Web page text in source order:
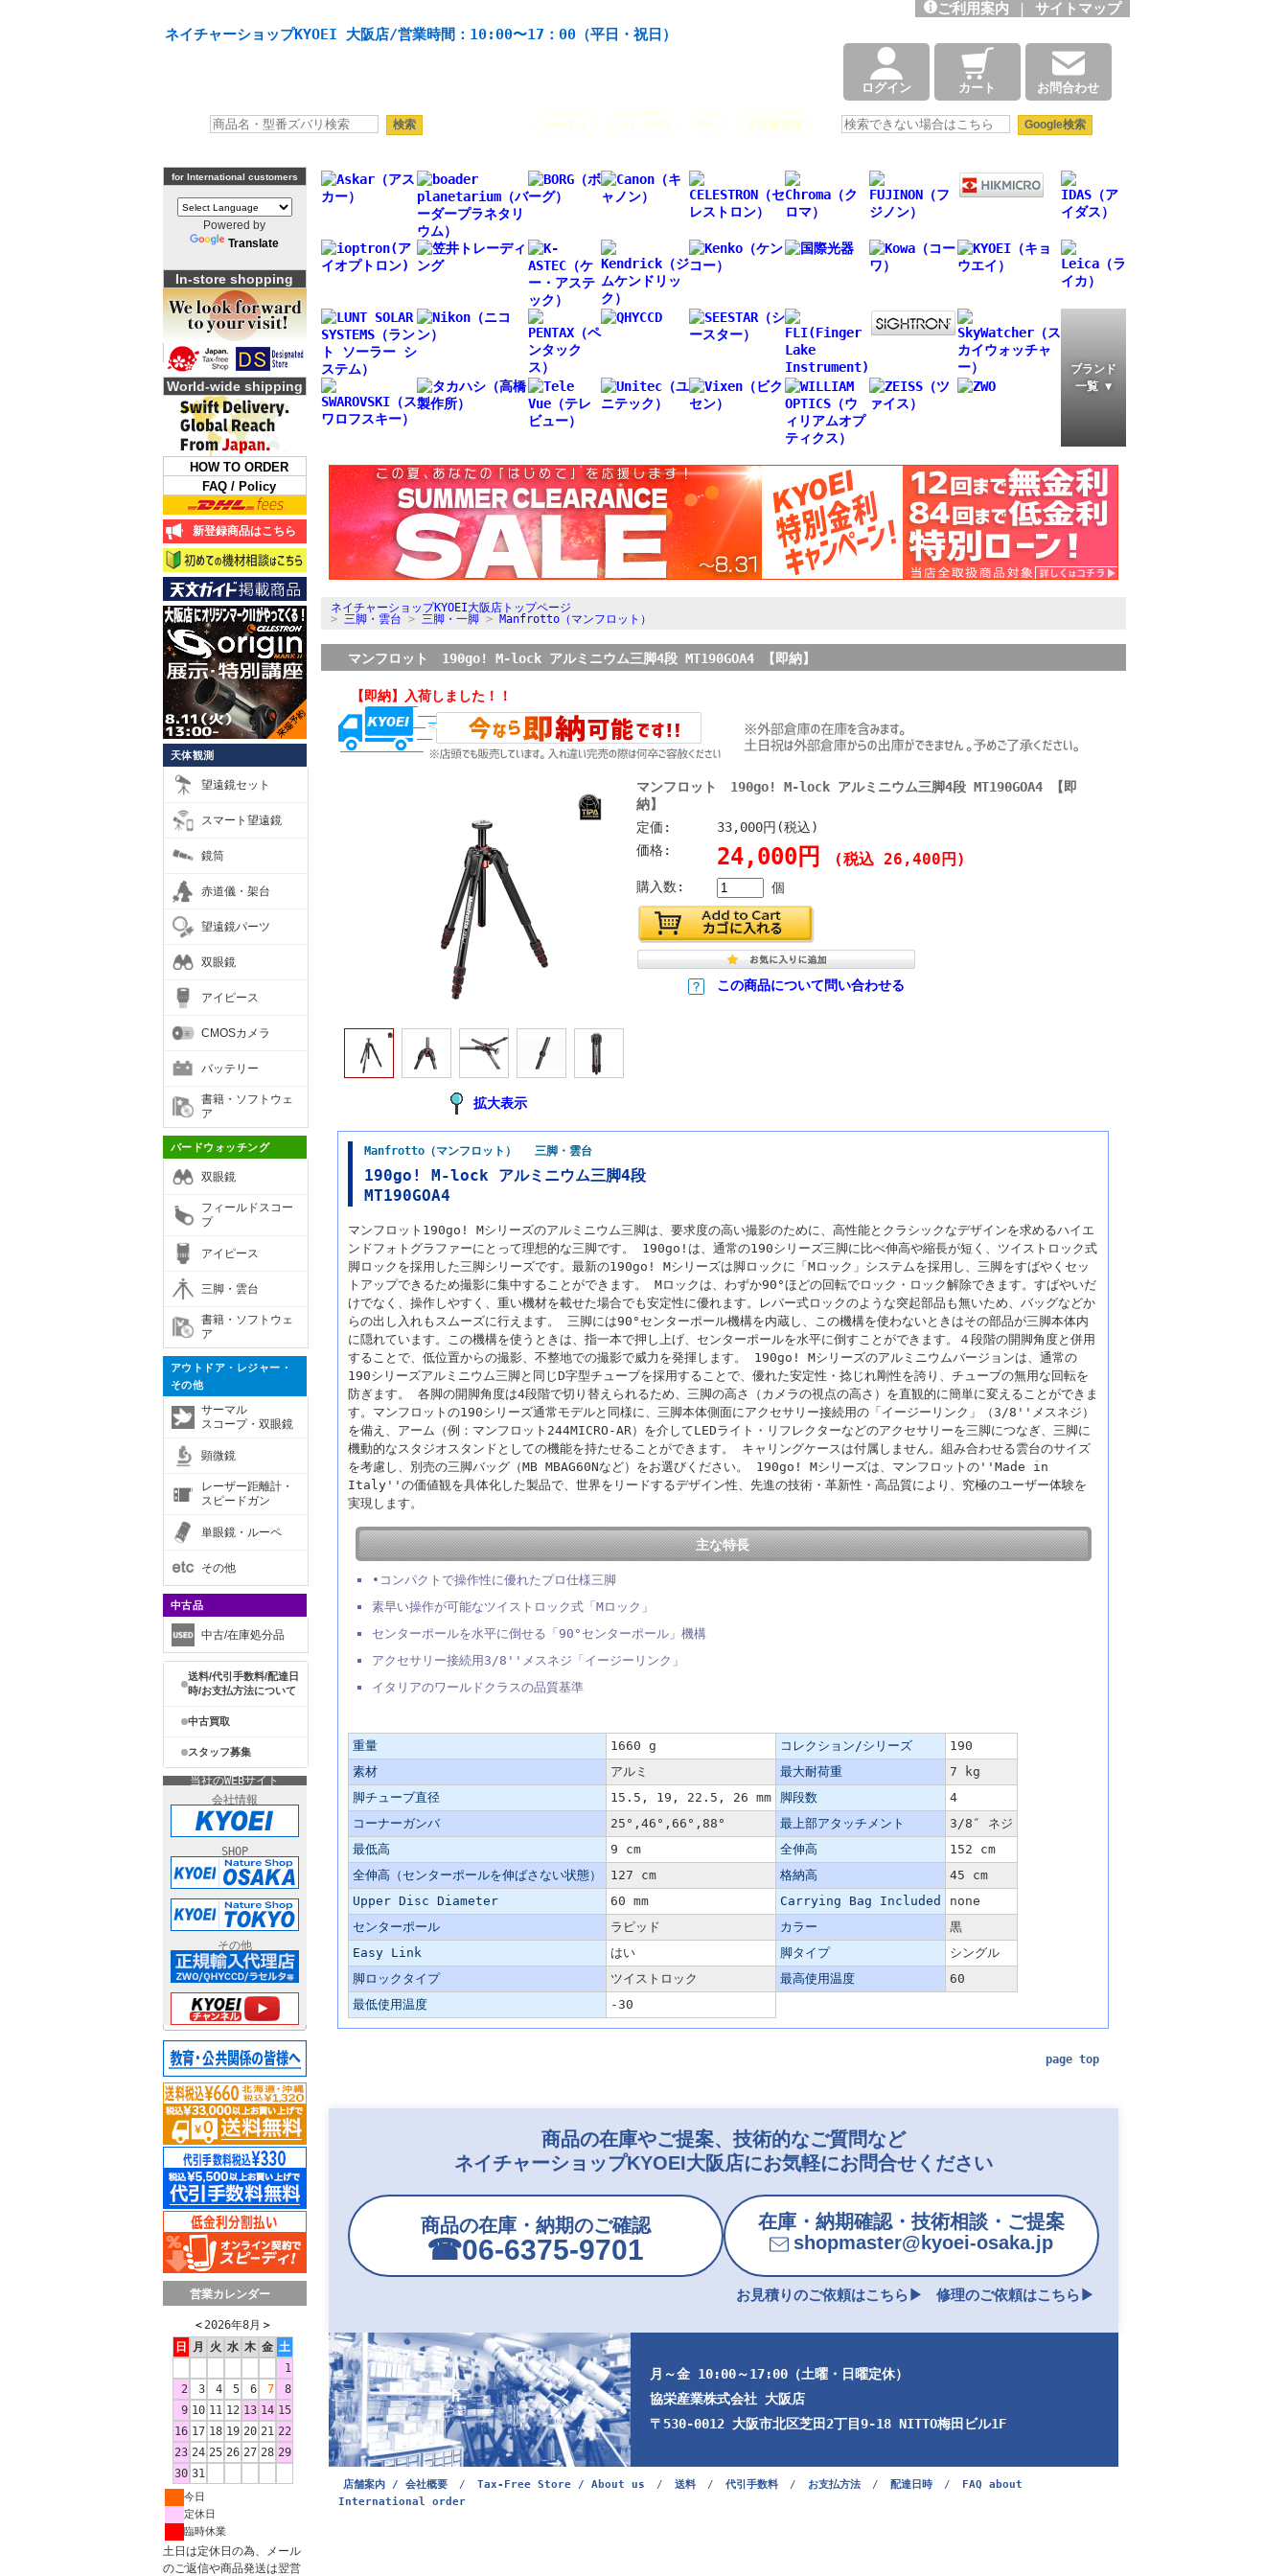
ネイチャーショップKYOEI 大阪店/営業時間：10:00〜17：00（平日・祝日）
ご利用案内 | サイトマップ
ログイン カート お問合わせ
Seestar ASI 2600 HAC 太陽望遠鏡
for International customers
Powered by
Translate
In-store shopping
World-wide shipping
HOW TO ORDER
FAQ / Policy
新登録商品はこちら
天体観測
望遠鏡セット
スマート望遠鏡
鏡筒
赤道儀・架台
望遠鏡パーツ
双眼鏡
アイピース
CMOSカメラ
バッテリー
書籍・ソフトウェ
ア
バードウォッチング
双眼鏡
フィールドスコー
プ
アイピース
三脚・雲台
書籍・ソフトウェ
ア
アウトドア・レジャー・
その他
サーマル
スコープ・双眼鏡
顕微鏡
レーザー距離計・
スピードガン
単眼鏡・ルーペ
その他
中古品
中古/在庫処分品
送料/代引手数料/配達日
時/お支払方法について
中古買取
スタッフ募集
当社のWEBサイト
会社情報
SHOP
その他
営業カレンダー
＜ 2026年8月 ＞
日
月 火 水 木 金 土
1
2
3 4 5 6 7
8
9 10 11 12 13 14 15
16 17 18 19 20 21 22
23 24 25 26 27 28 29
30 31
今日
定休日
臨時休業
土日は定休日の為、メール
のご返信や商品発送は翌営
ブランド
一覧 ▼
ネイチャーショップKYOEI大阪店トップページ
> 三脚・雲台 > 三脚・一脚> Manfrotto（マンフロット）
マンフロット 190go! M-lock アルミニウム三脚4段 MT190GOA4 【即納】
【即納】入荷しました！！
拡大表示
マンフロット 190go! M-lock アルミニウム三脚4段 MT190GOA4 【即
納】
定価:
33,000円(税込)
価格:
24,000円 (税込 26,400円)
購入数: 個
この商品について問い合わせる
Manfrotto（マンフロット） 三脚・雲台
190go! M-lock アルミニウム三脚4段
MT190GOA4
マンフロット190go! Mシリーズのアルミニウム三脚は、要求度の高い撮影のために、高性能とクラシックなデザインを求めるハイエ
ンドフォトグラファーにとって理想的な三脚です。 190go!は、通常の190シリーズ三脚に比べ伸高や縮長が短く、ツイストロック式
脚ロックを採用した三脚シリーズです。最新の190go! Mシリーズは脚ロックに「Mロック」システムを採用し、三脚をすばやくセッ
トアップできるため撮影に集中することができます。 Mロックは、わずか90°ほどの回転でロック・ロック解除できます。すばやいだ
けでなく、操作しやすく、重い機材を載せた場合でも安定性に優れます。レバー式ロックのような突起部品も無いため、バッグなどか
らの出し入れもスムーズに行えます。 三脚には90°センターポール機構を内蔵し、この機構を使わないときはその部品が三脚本体内
に隠れています。この機構を使うときは、指一本で押し上げ、センターポールを水平に倒すことができます。４段階の開脚角度と併用
することで、低位置からの撮影、不整地での撮影で威力を発揮します。 190go! Mシリーズのアルミニウムバージョンは、通常の
190シリーズアルミニウム三脚と同じD字型チューブを採用することで、優れた安定性・捻じれ剛性を誇り、チューブの無用な回転を
防ぎます。 各脚の開脚角度は4段階で切り替えられるため、三脚の高さ（カメラの視点の高さ）を直観的に簡単に変えることができま
す。マンフロットの190シリーズ通常モデルと同様に、三脚本体側面にアクセサリー接続用の「イージーリンク」（3/8''メスネジ）
を備え、アーム（例：マンフロット244MICRO-AR）を介してLEDライト・リフレクターなどのアクセサリーを三脚につなぎ、三脚に
機動的なスタジオスタンドとしての機能を持たせることができます。 キャリングケースは付属しません。組み合わせる雲台のサイズ
を考慮し、別売の三脚バッグ（MB MBAG60Nなど）をお選びください。 190go! Mシリーズは、マンフロットの''Made in
Italy''の価値観を具体化した製品で、世界をリードするデザイン性、先進の技術・革新性・高品質により、究極のユーザー体験を
実現します。
主な特長
•コンパクトで操作性に優れたプロ仕様三脚
素早い操作が可能なツイストロック式「Mロック」
センターポールを水平に倒せる「90°センターポール」機構
アクセサリー接続用3/8''メスネジ「イージーリンク」
イタリアのワールドクラスの品質基準
重量 1660 g コレクション/シリーズ
190
素材
アルミ 最大耐荷重
7 kg
脚チューブ直径
15.5, 19, 22.5, 26 mm 脚段数
4
コーナーガンバ
25°,46°,66°,88° 最上部アタッチメント
3/8″ ネジ
最低高
9 cm 全伸高
152 cm
全伸高（センターポールを伸ばさない状態）
127 cm 格納高
45 cm
Upper Disc Diameter
60 mm Carrying Bag Included
none
センターポール
ラピッド カラー
黒
Easy Link
はい 脚タイプ
シングル
脚ロックタイプ
ツイストロック 最高使用温度
60
最低使用温度
-30
page top
商品の在庫やご提案、技術的なご質問など
ネイチャーショップKYOEI大阪店にお気軽にお問合せください
商品の在庫・納期のご確認
☎︎06-6375-9701
在庫・納期確認・技術相談・ご提案
shopmaster@kyoei-osaka.jp
お見積りのご依頼はこちら▶︎ 修理のご依頼はこちら▶︎
月～金 10:00～17:00（土曜・日曜定休）
協栄産業株式会社 大阪店
〒530-0012 大阪市北区芝田2丁目9-18 NITTO梅田ビル1F
店舗案内 / 会社概要 / Tax-Free Store / About us / 送料 / 代引手数料 / お支払方法 / 配達日時 /
FAQ about
International order